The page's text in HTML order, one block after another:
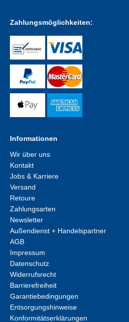
Zahlungsmöglichkeiten:
Informationen
Wir über uns
Kontakt
Jobs & Karriere
Versand
Retoure
Zahlungsarten
Newsletter
Außendienst + Handelspartner
AGB
Impressum
Datenschutz
Widerrufsrecht
Barrierefreiheit
Garantiebedingungen
Entsorgungshinweise
Konformitätserklärungen